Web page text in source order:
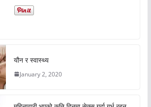
यौन र स्वास्थ्य
January 2, 2020